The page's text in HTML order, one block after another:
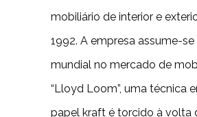
mobiliário de interior e
1992. A empresa assume-
mundial no mercado de
“Lloyd Loom”, uma técnica
papel kraft é torcido à volta